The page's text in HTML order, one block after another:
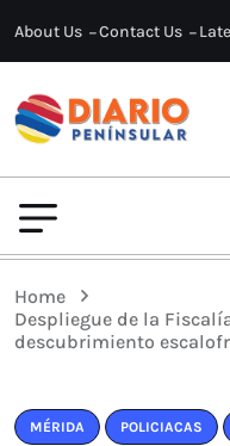
About Us Contact Us
Home
Despliegue de la
descubrimiento
MÉRIDA POLICIACAS